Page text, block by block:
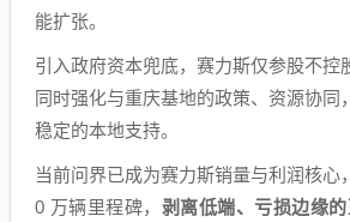
能扩张。
引入政府资本兜底，赛力斯仅参股不控
同时强化与重庆基地的政策、资源协同
稳定的本地支持。
当前问界已成为赛力斯销量与利润核心
0 万辆里程碑， 剥离低端、亏损边缘